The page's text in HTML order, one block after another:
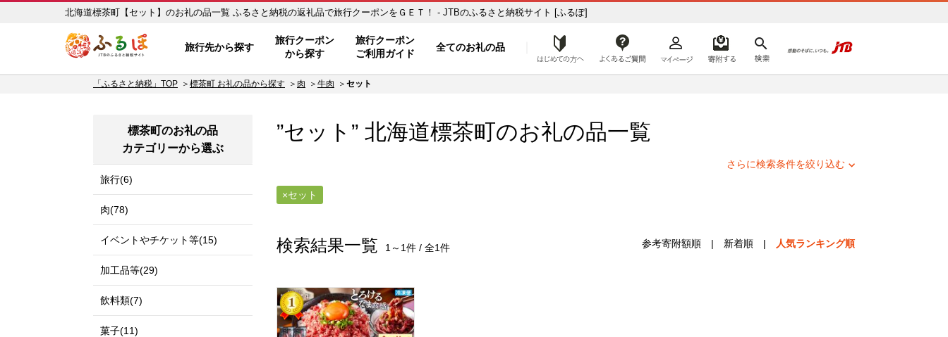
北海道標茶町【セット】のお礼の品一覧 ふるさと納税の返礼品で旅行クーポンをＧＥＴ！ - JTBのふるさと納税サイト [ふるぽ]
旅行先から探す
旅行クーポン
から探す
旅行クーポン
ご利用ガイド
全てのお礼の品 はじめての方へ
「ふるさと納税」TOP 標茶町 お礼の品から探す 肉 牛肉 セット
”セット” 北海道標茶町のお礼の品一覧
さらに検索条件を絞り込む
セット
検索結果一覧 1～1件 / 全1件 参考寄附額順 | 新着順 | 人気ランキング順
標茶町のお礼の品
カテゴリーから選ぶ
旅行(6)
肉(78)
イベントやチケット等(15)
加工品等(29)
飲料類(7)
菓子(11)